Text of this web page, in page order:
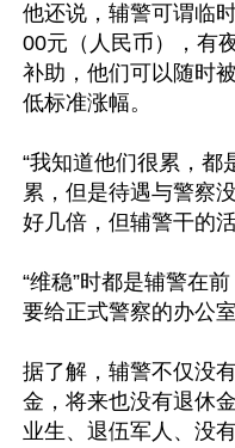
他还说，辅警可谓临
00元（人民币），有
补助，他们可以随时
低标准涨幅。
“我知道他们很累，都
累，但是待遇与警察
好几倍，但辅警干的
“维稳”时都是辅警在
要给正式警察的办公
据了解，辅警不仅没
金，将来也没有退休
业生、退伍军人、没